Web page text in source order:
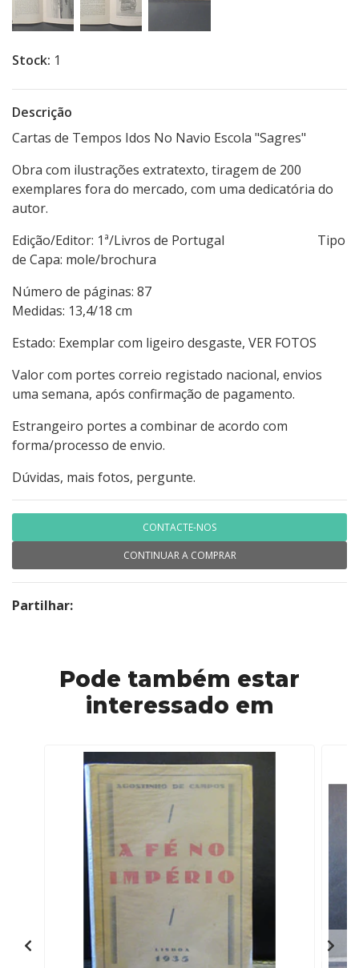
Stock: 1
Descrição
Cartas de Tempos Idos No Navio Escola "Sagres"
Obra com ilustrações extratexto, tiragem de 200
exemplares fora do mercado, com uma dedicatória do
autor.
Edição/Editor: 1ª/Livros de Portugal Tipo
de Capa: mole/brochura
Número de páginas: 87
Medidas: 13,4/18 cm
Estado: Exemplar com ligeiro desgaste, VER FOTOS
Valor com portes correio registado nacional, envios
uma semana, após confirmação de pagamento.
Estrangeiro portes a combinar de acordo com
forma/processo de envio.
Dúvidas, mais fotos, pergunte.
CONTACTE-NOS
CONTINUAR A COMPRAR
Partilhar:
Pode também estar
interessado em